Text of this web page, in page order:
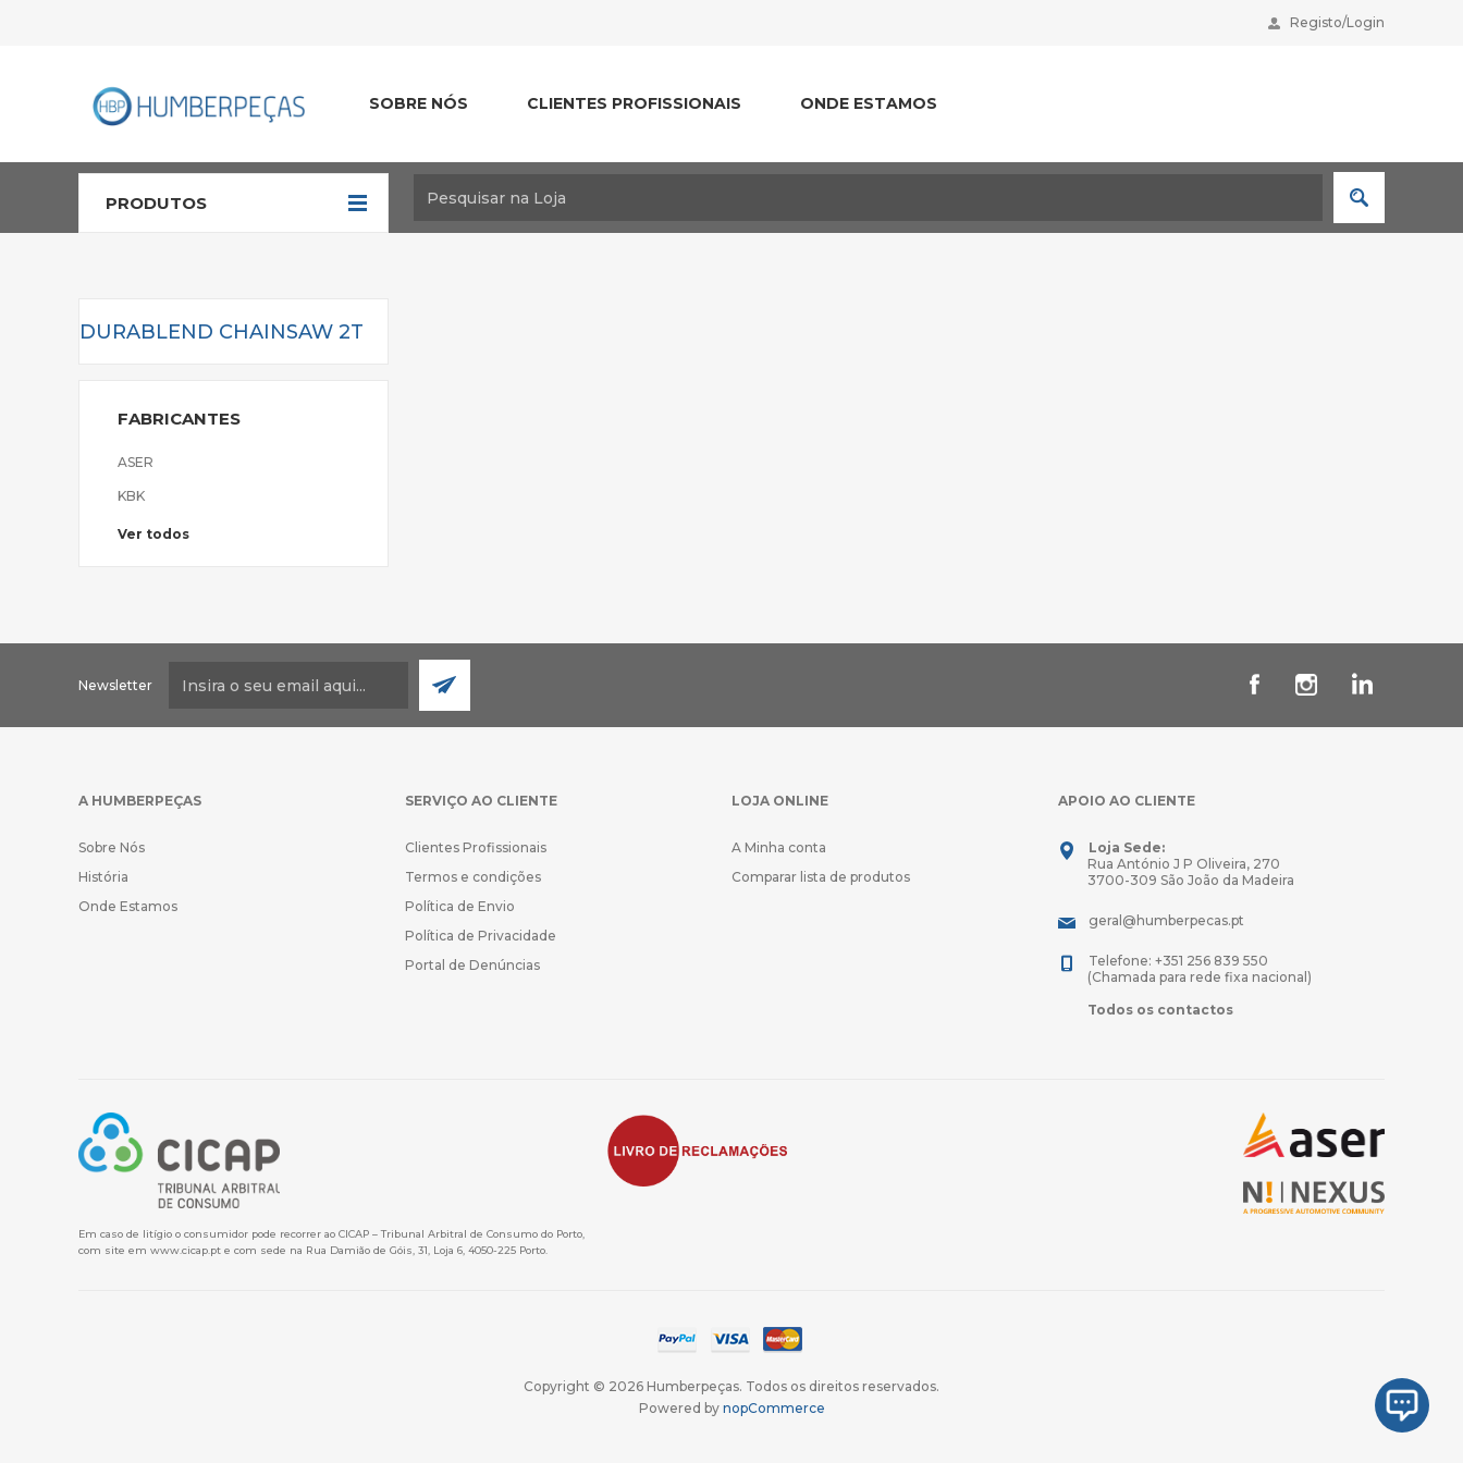
Registo/Login
SOBRE NÓS CLIENTES PROFISSIONAIS ONDE ESTAMOS
PRODUTOS
DURABLEND CHAINSAW 2T
FABRICANTES
ASER
KBK
Ver todos
Newsletter
A HUMBERPEÇAS
Sobre Nós
História
Onde Estamos
SERVIÇO AO CLIENTE
Clientes Profissionais
Termos e condições
Política de Envio
Política de Privacidade
Portal de Denúncias
LOJA ONLINE
A Minha conta
Comparar lista de produtos
APOIO AO CLIENTE
Loja Sede:
Rua António J P Oliveira, 270
3700-309 São João da Madeira
geral@humberpecas.pt
Telefone: +351 256 839 550
(Chamada para rede fixa nacional)
Todos os contactos
Em caso de litígio o consumidor pode recorrer ao CICAP – Tribunal Arbitral de Consumo do Porto,
com site em www.cicap.pt e com sede na Rua Damião de Góis, 31, Loja 6, 4050-225 Porto.
Copyright © 2026 Humberpeças. Todos os direitos reservados.
Powered by nopCommerce